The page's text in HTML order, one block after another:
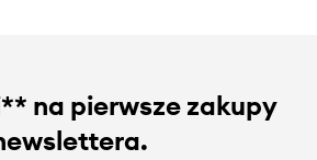
na pierwsze zakupy